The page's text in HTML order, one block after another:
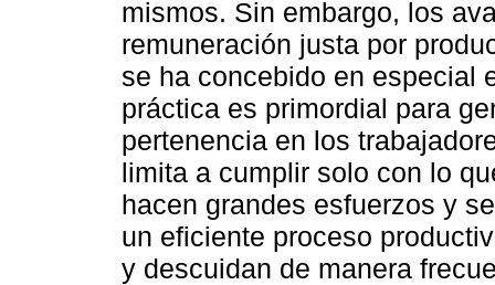
mismos. Sin embargo, los
remuneración justa por
se ha concebido en especial
práctica es primordial para
pertenencia en los
limita a cumplir solo con lo
hacen grandes esfuerzos y
un eficiente proceso
y descuidan de manera